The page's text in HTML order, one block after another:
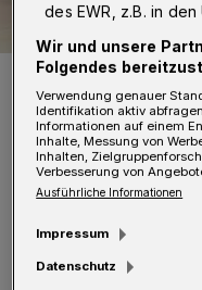
Blick ins Service-Center.
Foto:Stadt Wuppertal
Außerdem müsse
Land zur
des EWR, z.B. in den
Wir und unsere
Folgendes
Verwendung genauer
Identifikation aktiv
Informationen auf einem
Inhalte, Messung von
Inhalten,
Verbesserung von
Ausführliche Informationen
Impressum
Datenschutz